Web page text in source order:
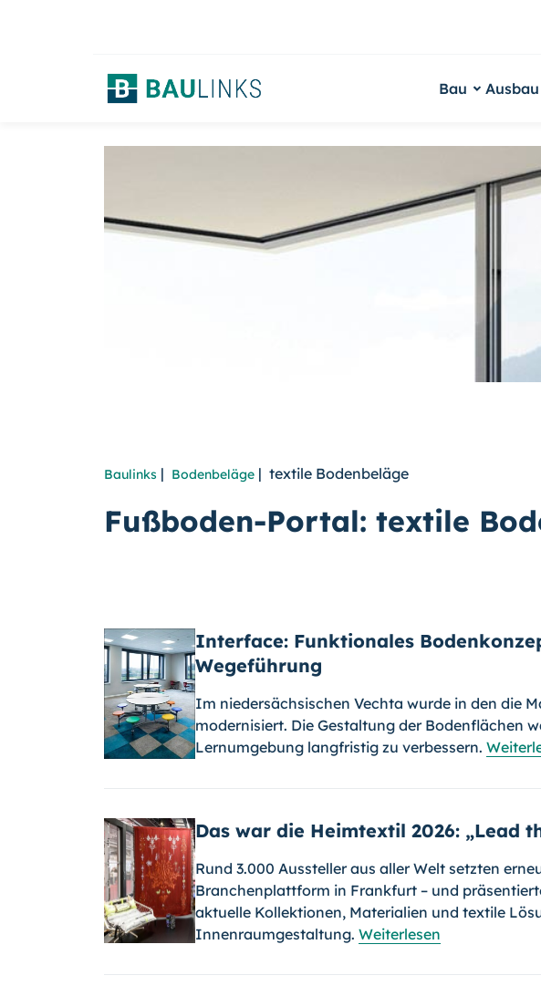
Bau Ausbau
Baulinks | Bodenbeläge | textile Bodenbeläge
Fußboden-Portal: textile
Interface: Funktionales
Wegeführung
Im niedersächsischen Vechta wurde in den die
modernisiert. Die Gestaltung der Bodenflächen
Lernumgebung langfristig zu verbessern.
Das war die Heimtextil 2026: „Lead
Rund 3.000 Aussteller aus aller Welt setzten
Branchenplattform in Frankfurt – und
aktuelle Kollektionen, Materialien und textile
Innenraumgestaltung. Weiterlesen